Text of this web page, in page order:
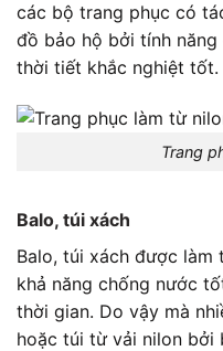
các bộ trang phục có
đồ bảo hộ bởi tính
thời tiết khắc nghiệt tốt.
Trang
Balo, túi xách
Balo, túi xách được làm
khả năng chống nước
thời gian. Do vậy mà
hoặc túi từ vải nilon bởi